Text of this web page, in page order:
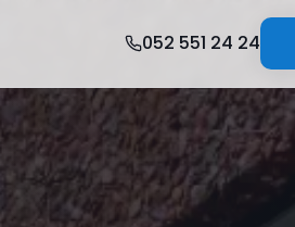
052 551 24 24